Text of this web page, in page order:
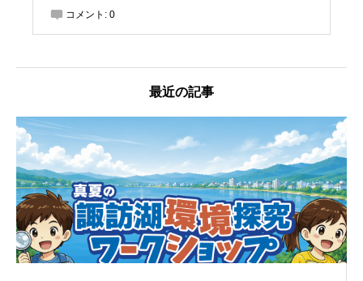
コメント: 0
最近の記事